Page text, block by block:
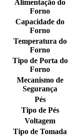
Alimentação do
Forno
Capacidade do
Forno
Temperatura do
Forno
Tipo de Porta do
Forno
Mecanismo de
Segurança
Pés
Tipo de Pés
Voltagem
Tipo de Tomada